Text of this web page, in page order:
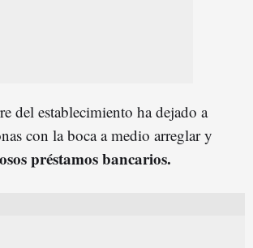
del establecimiento ha dejado a
con la boca a medio arreglar y
préstamos bancarios.